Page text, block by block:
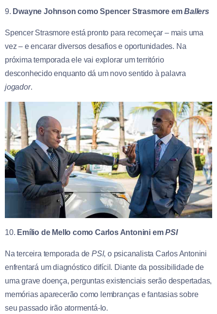
9. Dwayne Johnson como Spencer Strasmore emBallers
Spencer Strasmore está pronto para recomeçar – mais uma
vez – e encarar diversos desafios e oportunidades. Na
próxima temporada ele vai explorar um território
desconhecido enquanto dá um novo sentido à palavra
jogador.
10. Emílio de Mello como Carlos Antonini emPSI
Na terceira temporada de PSI, o psicanalista Carlos Antonini
enfrentará um diagnóstico difícil. Diante da possibilidade de
uma grave doença, perguntas existenciais serão despertadas,
memórias aparecerão como lembranças e fantasias sobre
seu passado irão atormentá-lo.